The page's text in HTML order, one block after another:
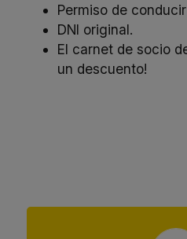
Permiso de
DNI original.
El carnet de socio
un descuento!